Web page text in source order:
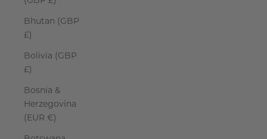
Bhutan (GBP
£)
Bolivia (GBP
£)
Bosnia &
Herzegovina
(EUR €)